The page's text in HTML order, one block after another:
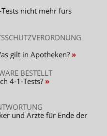
nicht mehr fürs
gilt in Apotheken?
BESTELLT
4-1-Tests?
und Ärzte für Ende der